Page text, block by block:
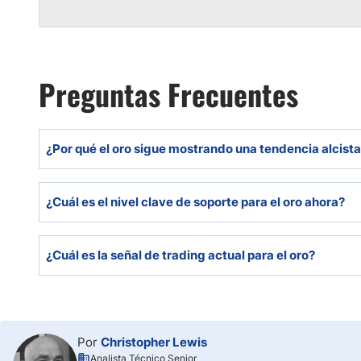
Preguntas Frecuentes
¿Por qué el oro sigue mostrando una tendencia
¿Cuál es el nivel clave de soporte para el oro ahora?
¿Cuál es la señal de trading actual para el oro?
Por Christopher Lewis
Analista Técnico Senior